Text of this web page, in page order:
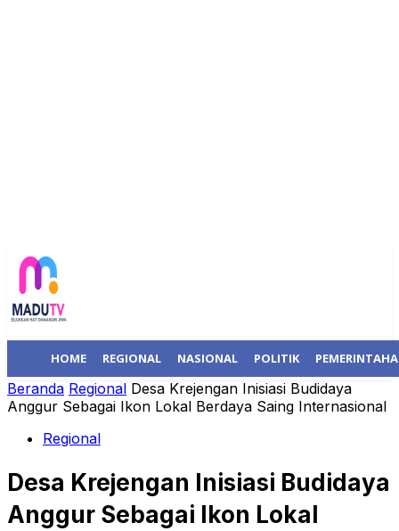
HOME REGIONAL NASIONAL POLITIK
Beranda Regional Desa Krejengan Inisiasi Budidaya
Anggur Sebagai Ikon Lokal Berdaya Saing Internasional
Regional
Desa Krejengan Inisiasi Budidaya
Anggur Sebagai Ikon Lokal